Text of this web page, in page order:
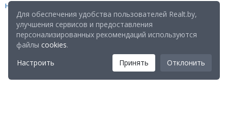
Настройка файлов cookies
Для обеспечения удобства пользователей Realt.by,
улучшения сервисов и предоставления
персонализированных рекомендаций используются
файлы cookies.
Настроить
Принять Отклонить